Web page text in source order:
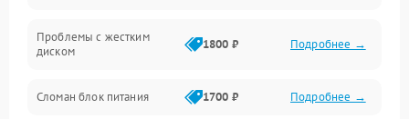
Проблемы с жестким
диском
1800 ₽ Подробнее →
Сломан блок питания 1700 ₽ Подробнее →